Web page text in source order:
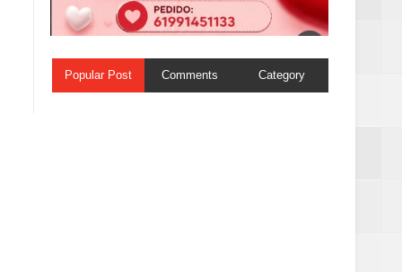
Popular Post Comments Category